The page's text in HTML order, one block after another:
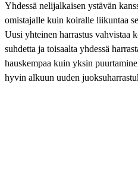
Yhdessä nelijalkaisen ystävän
omistajalle kuin koiralle liikuntaa
Uusi yhteinen harrastus vahvistaa
suhdetta ja toisaalta yhdessä
hauskempaa kuin yksin
hyvin alkuun uuden